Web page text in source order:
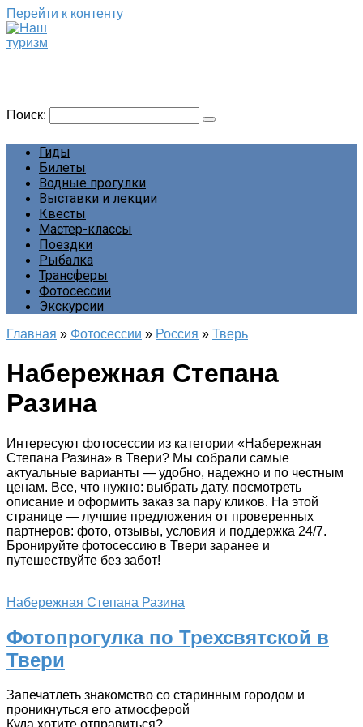
Перейти к контенту
Поиск:
Гиды
Билеты
Водные прогулки
Выставки и лекции
Квесты
Мастер-классы
Поездки
Рыбалка
Трансферы
Фотосессии
Экскурсии
Главная » Фотосессии » Россия » Тверь
Набережная Степана
Разина
Интересуют фотосессии из категории «Набережная
Степана Разина» в Твери? Мы собрали самые
актуальные варианты — удобно, надежно и по честным
ценам. Все, что нужно: выбрать дату, посмотреть
описание и оформить заказ за пару кликов. На этой
странице — лучшие предложения от проверенных
партнеров: фото, отзывы, условия и поддержка 24/7.
Бронируйте фотосессию в Твери заранее и
путешествуйте без забот!
Набережная Степана Разина
Фотопрогулка по Трехсвятской в
Твери
Запечатлеть знакомство со старинным городом и
проникнуться его атмосферой
Куда хотите отправиться?